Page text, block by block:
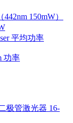
150mW）
平均功率
功率
极管激光器 16-